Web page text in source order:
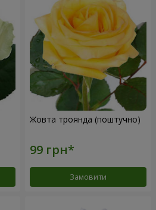
Жовта троянда (поштучно)
Замовити